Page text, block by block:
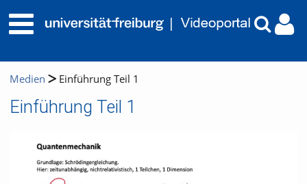
Medien Einführung Teil 1
Einführung Teil 1